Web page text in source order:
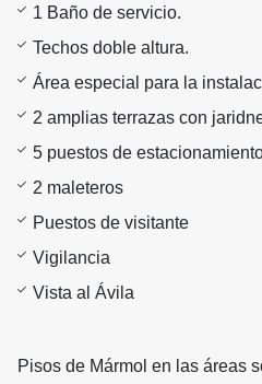
1 Baño de servicio.
Techos doble altura.
Área especial para la
2 amplias terrazas con
5 puestos de
2 maleteros
Puestos de visitante
Vigilancia
Vista al Ávila
Pisos de Mármol en las áreas